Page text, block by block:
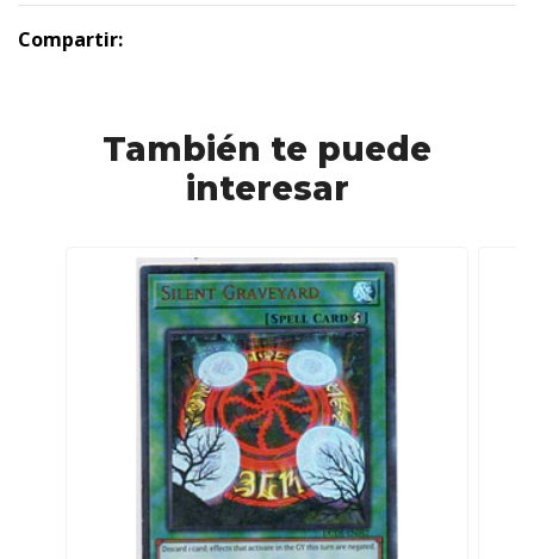
Compartir:
También te puede
interesar